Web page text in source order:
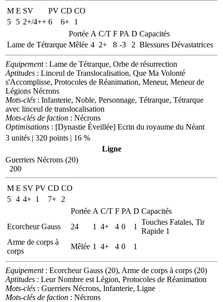
M E SV PV CD CO
5
5 2+/4++ 6 6+
1
Portée A C/T F PA D Capacités
Lame de Tétrarque Mêlée 4 2+ 8 -3 2 Blessures Dévastatrices
Equipement: Lame de Tétrarque, Orbe de résurrection
Aptitudes : Linceul de Translocalisation, Que Ma Volonté
s'Accomplisse, Protocoles de Réanimation, Meneur, Meneur de
Légions Nécrons
Mots-clés : Infanterie, Noble, Personnage, Tétrarque, Tétrarque
avec linceul de translocalisation
Mots-clés de faction : Nécrons
Optimisations : [Dynastie Éveillée] Ecrin du royaume du Néant
3 unités | 320 points | 16 %
Ligne
Guerriers Nécrons (20)
200
M E SV PV CD CO
5 4 4+ 1 7+
2
Portée A C/T F PA D Capacités
Ecorcheur Gauss
24 1 4+ 4 0 1
Touches Fatales, Tir
Rapide 1
Arme de corps à
corps
Mêlée 1 4+ 4 0 1
Equipement: Ecorcheur Gauss (20), Arme de corps à corps (20)
Aptitudes : Leur Nombre est Légion, Protocoles de Réanimation
Mots-clés : Guerriers Nécrons, Infanterie, Ligne
Mots-clés de faction : Nécrons